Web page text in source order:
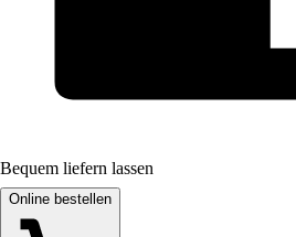
Bequem liefern lassen
Online bestellen